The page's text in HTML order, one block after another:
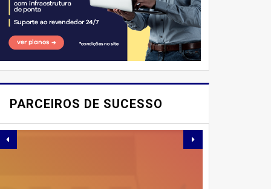
PARCEIROS DE SUCESSO
E AÍ, PESSOAL! VOCÊ JÁ